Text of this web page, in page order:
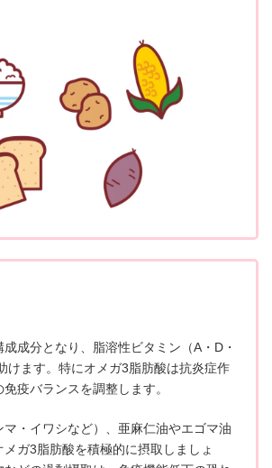
成分となり、脂溶性ビタミン（A・D・
けます。特にオメガ3脂肪酸は抗炎症作
疫バランスを調整します。
・イワシなど）、亜麻仁油やエゴマ油
ガ3脂肪酸を積極的に摂取しましょ